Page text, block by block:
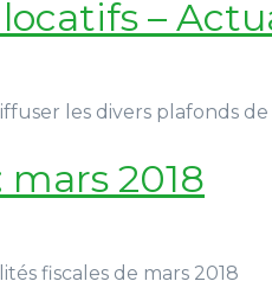
–
les divers plafonds
2018
fiscales de mars 2018